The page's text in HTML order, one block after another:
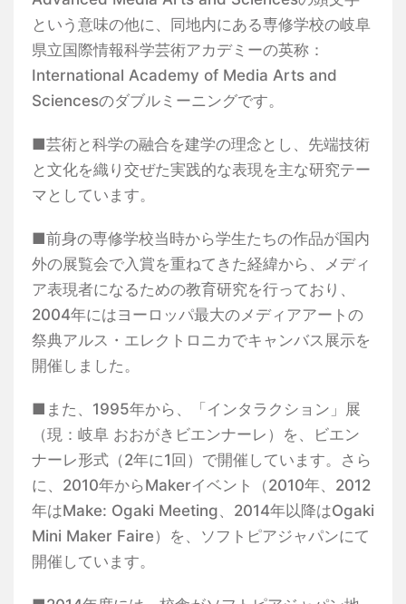
という意味の他に、同地内にある専修学校の岐阜
県立国際情報科学芸術アカデミーの英称：
International Academy of Media Arts and
Sciencesのダブルミーニングです。
■芸術と科学の融合を建学の理念とし、先端技術
と文化を織り交ぜた実践的な表現を主な研究テー
マとしています。
■前身の専修学校当時から学生たちの作品が国内
外の展覧会で入賞を重ねてきた経緯から、メディ
ア表現者になるための教育研究を行っており、
2004年にはヨーロッパ最大のメディアアートの
祭典アルス・エレクトロニカでキャンバス展示を
開催しました。
■また、1995年から、「インタラクション」展
（現：岐阜 おおがきビエンナーレ）を、ビエン
ナーレ形式（2年に1回）で開催しています。さら
に、2010年からMakerイベント（2010年、2012
年はMake: Ogaki Meeting、2014年以降はOgaki
Mini Maker Faire）を、ソフトピアジャパンにて
開催しています。